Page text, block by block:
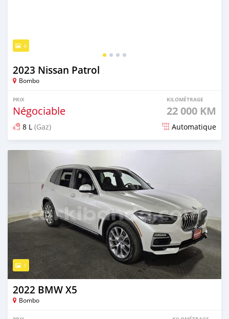
4
2023 Nissan Patrol
Bombo
PRIX
Négociable
KILOMÉTRAGE
22 000 KM
8 L (Gaz) Automatique
Publié il y a 7 mois
1
2022 BMW X5
Bombo